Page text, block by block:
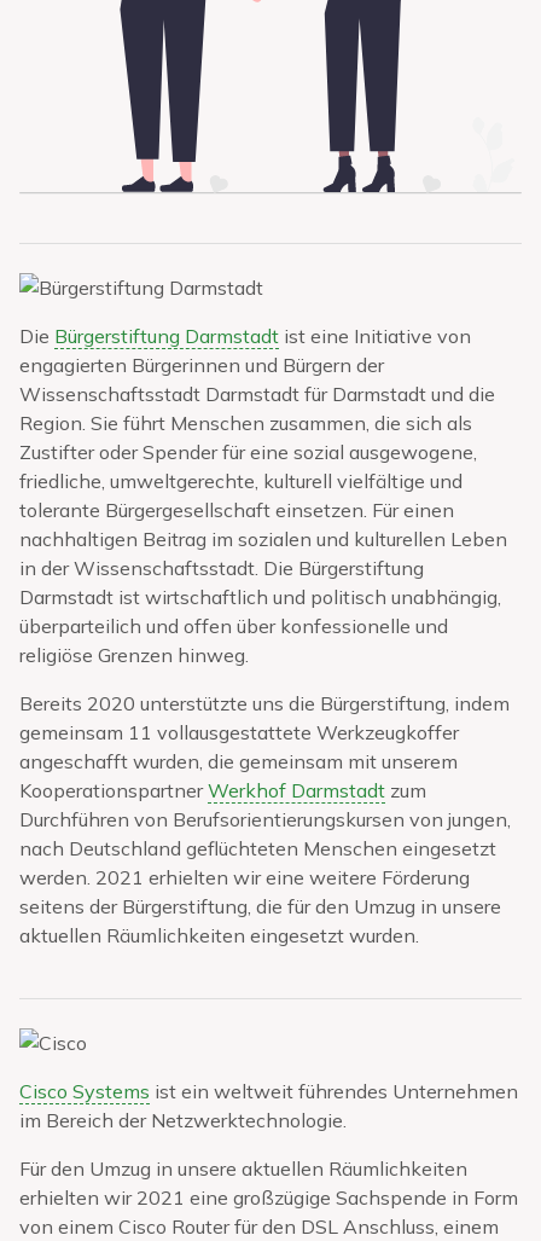
Die Bürgerstiftung Darmstadt ist eine Initiative von
engagierten Bürgerinnen und Bürgern der
Wissenschaftsstadt Darmstadt für Darmstadt und die
Region. Sie führt Menschen zusammen, die sich als
Zustifter oder Spender für eine sozial ausgewogene,
friedliche, umweltgerechte, kulturell vielfältige und
tolerante Bürgergesellschaft einsetzen. Für einen
nachhaltigen Beitrag im sozialen und kulturellen Leben
in der Wissenschaftsstadt. Die Bürgerstiftung
Darmstadt ist wirtschaftlich und politisch unabhängig,
überparteilich und offen über konfessionelle und
religiöse Grenzen hinweg.
Bereits 2020 unterstützte uns die Bürgerstiftung, indem
gemeinsam 11 vollausgestattete Werkzeugkoffer
angeschafft wurden, die gemeinsam mit unserem
KooperationspartnerWerkhof Darmstadt zum
Durchführen von Berufsorientierungskursen von jungen,
nach Deutschland geflüchteten Menschen eingesetzt
werden. 2021 erhielten wir eine weitere Förderung
seitens der Bürgerstiftung, die für den Umzug in unsere
aktuellen Räumlichkeiten eingesetzt wurden.
Cisco Systems ist ein weltweit führendes Unternehmen
im Bereich der Netzwerktechnologie.
Für den Umzug in unsere aktuellen Räumlichkeiten
erhielten wir 2021 eine großzügige Sachspende in Form
von einem Cisco Router für den DSL Anschluss, einem